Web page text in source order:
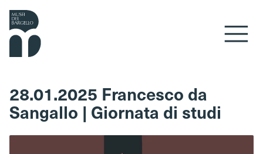
Vai al contenuto
28.01.2025 Francesco da
Sangallo | Giornata di studi